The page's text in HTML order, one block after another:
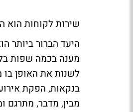
שירות לקוחות הוא
היעד הברור ביותר
מענה בכמה שפות
לשנות את האופן בו
בנקאות, הפקת
מבין, מדבר, מתרגם